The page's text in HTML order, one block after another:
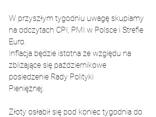
W przyszłym tygodniu uwagę skupiamy
na odczytach CPI, PMI w Polsce i Strefie
Euro.
Inflacja będzie istotna ze względu na
zbliżające się październikowe
posiedzenie Rady Polityki
Pieniężnej.
Złoty osłabił się pod koniec tygodnia do